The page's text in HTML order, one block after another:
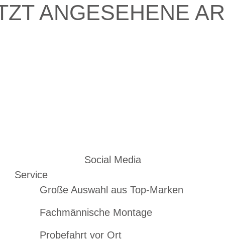
ANGESEHENE
Social Media
Service
Große Auswahl aus Top-Marken
Fachmännische Montage
Probefahrt vor Ort